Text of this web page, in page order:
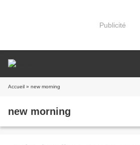
Publicité
Accueil » new morning
new morning